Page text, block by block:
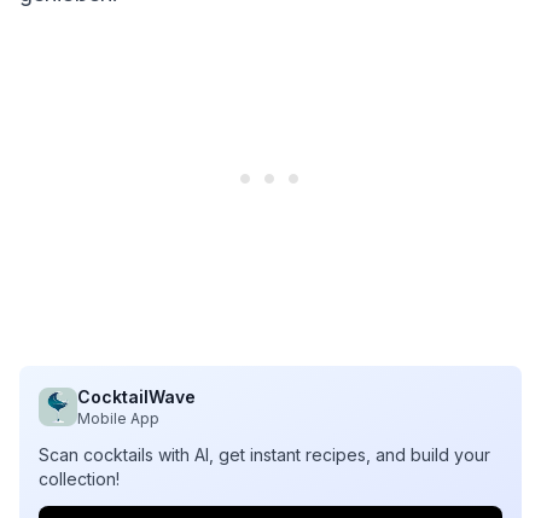
CocktailWave
Mobile App
Scan cocktails with AI, get instant recipes, and build your
collection!